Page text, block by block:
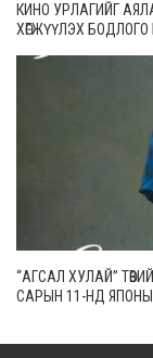
КИНО УРЛАГИЙГ
ХӨГЖҮҮЛЭХ
“АГСАЛ ХУЛАЙ”
САРЫН 11-НД